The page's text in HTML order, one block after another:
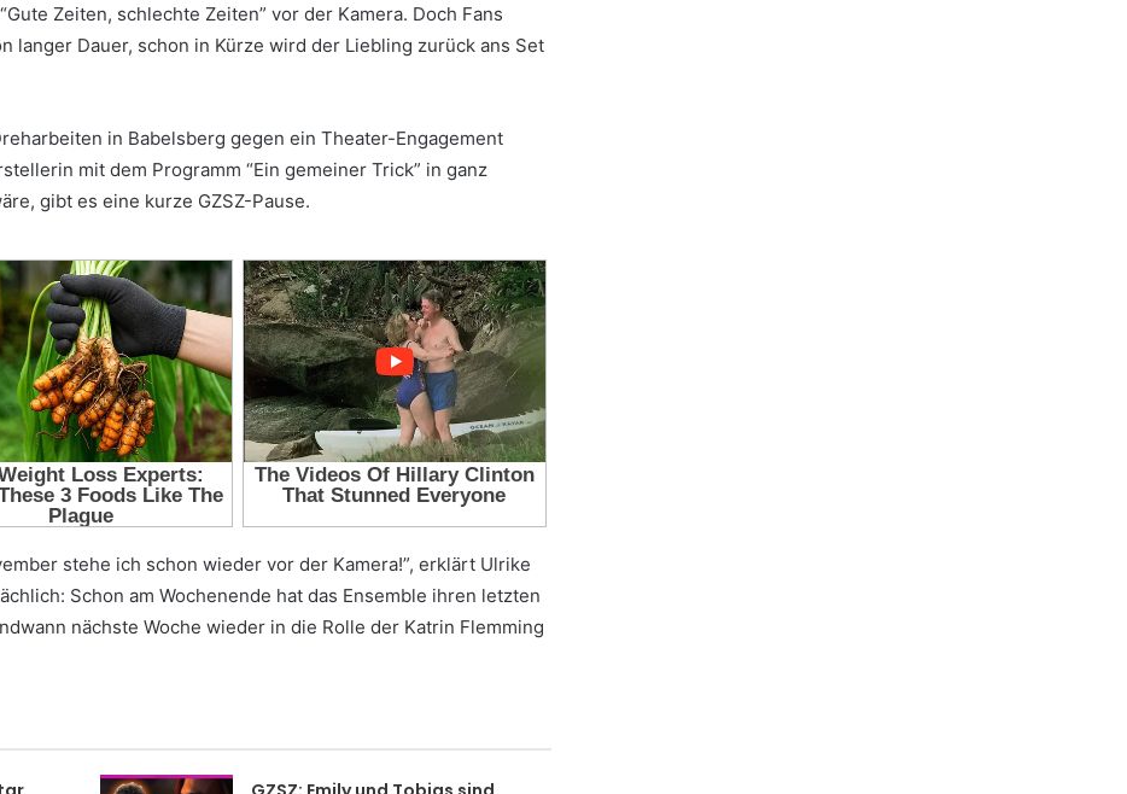
Zeiten, schlechte Zeiten” vor der Kamera. Doch Fans
langer Dauer, schon in Kürze wird der Liebling zurück ans Set
in Babelsberg gegen ein Theater-Engagement
mit dem Programm “Ein gemeiner Trick” in ganz
gibt es eine kurze GZSZ-Pause.
stehe ich schon wieder vor der Kamera!”, erklärt Ulrike
Schon am Wochenende hat das Ensemble ihren letzten
nächste Woche wieder in die Rolle der Katrin Flemming